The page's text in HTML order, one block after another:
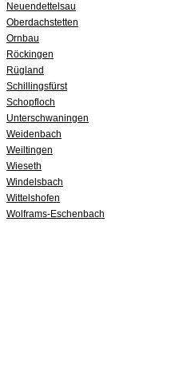
Neuendettelsau
Oberdachstetten
Ornbau
Röckingen
Rügland
Schillingsfürst
Schopfloch
Unterschwaningen
Weidenbach
Weiltingen
Wieseth
Windelsbach
Wittelshofen
Wolframs-Eschenbach